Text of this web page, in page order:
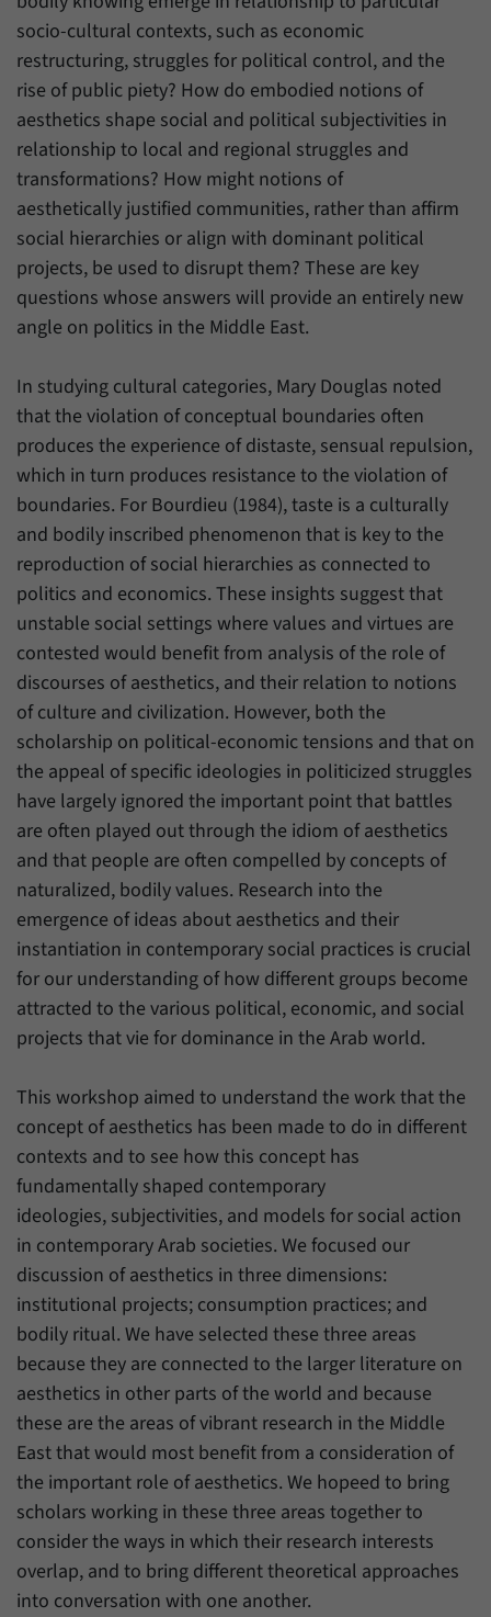
socio-cultural contexts, such as economic
restructuring, struggles for political control, and the
rise of public piety? How do embodied notions of
aesthetics shape social and political subjectivities in
relationship to local and regional struggles and
transformations? How might notions of
aesthetically justified communities, rather than affirm
social hierarchies or align with dominant political
projects, be used to disrupt them? These are key
questions whose answers will provide an entirely new
angle on politics in the Middle East.
In studying cultural categories, Mary Douglas noted
that the violation of conceptual boundaries often
produces the experience of distaste, sensual repulsion,
which in turn produces resistance to the violation of
boundaries. For Bourdieu (1984), taste is a culturally
and bodily inscribed phenomenon that is key to the
reproduction of social hierarchies as connected to
politics and economics. These insights suggest that
unstable social settings where values and virtues are
contested would benefit from analysis of the role of
discourses of aesthetics, and their relation to notions
of culture and civilization. However, both the
scholarship on political-economic tensions and that on
the appeal of specific ideologies in politicized struggles
have largely ignored the important point that battles
are often played out through the idiom of aesthetics
and that people are often compelled by concepts of
naturalized, bodily values. Research into the
emergence of ideas about aesthetics and their
instantiation in contemporary social practices is crucial
for our understanding of how different groups become
attracted to the various political, economic, and social
projects that vie for dominance in the Arab world.
This workshop aimed to understand the work that the
concept of aesthetics has been made to do in different
contexts and to see how this concept has
fundamentally shaped contemporary
ideologies, subjectivities, and models for social action
in contemporary Arab societies. We focused our
discussion of aesthetics in three dimensions:
institutional projects; consumption practices; and
bodily ritual. We have selected these three areas
because they are connected to the larger literature on
aesthetics in other parts of the world and because
these are the areas of vibrant research in the Middle
East that would most benefit from a consideration of
the important role of aesthetics. We hopeed to bring
scholars working in these three areas together to
consider the ways in which their research interests
overlap, and to bring different theoretical approaches
into conversation with one another.